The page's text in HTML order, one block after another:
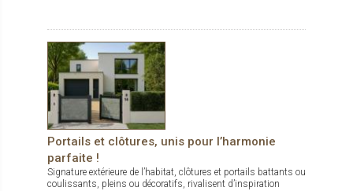
Portails et clôtures, unis pour l’harmonie
parfaite !
Signature extérieure de l’habitat, clôtures et portails battants ou
coulissants, pleins ou décoratifs, rivalisent d’inspiration